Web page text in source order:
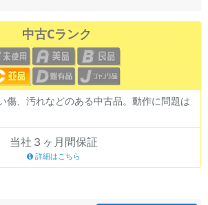
中古Cランク
傷、汚れなどのある中古品。動作に問題は
当社３ヶ月間保証
詳細はこちら